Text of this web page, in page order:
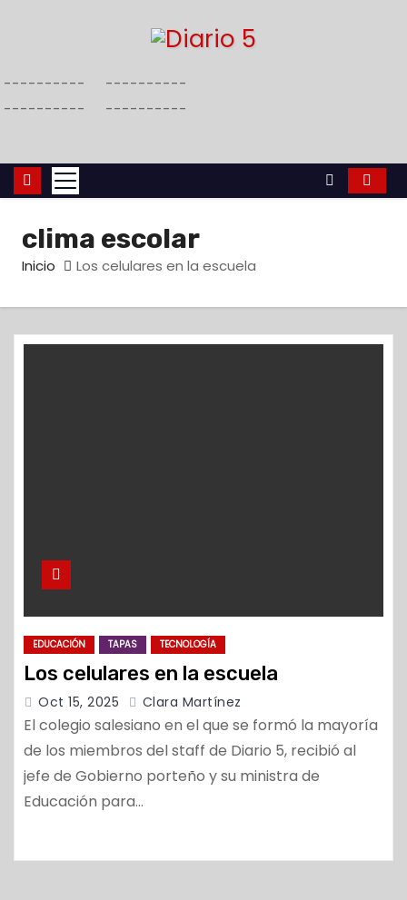
t
a
a
----------
----------
----------
----------
clima escolar
Inicio Los celulares en la escuela
EDUCACIÓN TAPAS TECNOLOGÍA
Los celulares en la escuela
Oct 15, 2025 Clara Martínez
El colegio salesiano en el que se formó la mayoría
de los miembros del staff de Diario 5, recibió al
jefe de Gobierno porteño y su ministra de
Educación para…